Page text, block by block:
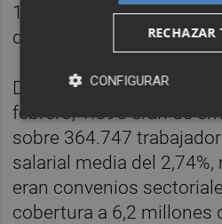
18 puntos respecto a la
diciembre de 2023
Del total de convenios
febrero, 1.595 eran de
sobre 364.747
salarial media del
eran convenios
cobertura a 6,2 millones
RECHAZAR
CONFIGURAR